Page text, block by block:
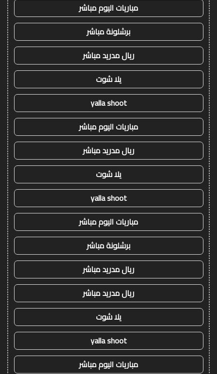
مباريات اليوم مباشر
برشلونة مباشر
ريال مدريد مباشر
يلا شوت
yalla shoot
مباريات اليوم مباشر
ريال مدريد مباشر
يلا شوت
yalla shoot
مباريات اليوم مباشر
برشلونة مباشر
ريال مدريد مباشر
ريال مدريد مباشر
يلا شوت
yalla shoot
مباريات اليوم مباشر